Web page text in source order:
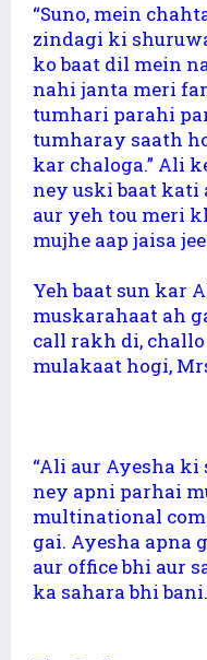
“Suno, mein
zindagi ki
ko baat dil mein
nahi janta meri
tumhari parahi
tumharay saath
kar chaloga.” Ali
ney uski baat kati
aur yeh tou meri
mujhe aap jaisa
Yeh baat sun kar
muskarahaat ah
call rakh di,
mulakaat hogi,
“Ali aur Ayesha ki
ney apni parhai
multinational
gai. Ayesha apna
aur office bhi aur
ka sahara bhi